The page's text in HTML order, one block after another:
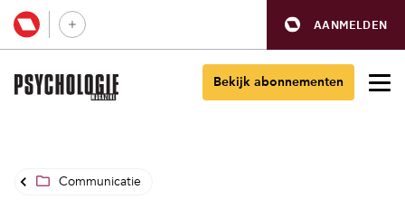
AANMELDEN
Bekijk abonnementen
Communicatie